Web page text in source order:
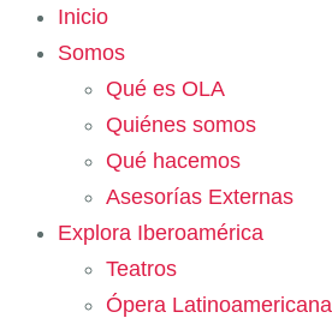
Inicio
Somos
Qué es OLA
Quiénes somos
Qué hacemos
Asesorías Externas
Explora Iberoamérica
Teatros
Ópera Latinoamericana